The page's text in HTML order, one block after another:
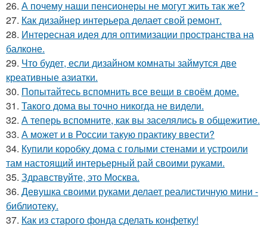
26. А почему наши пенсионеры не могут жить так же?
27. Как дизайнер интерьера делает свой ремонт.
28. Интересная идея для оптимизации пространства на
балконе.
29. Что будет, если дизайном комнаты займутся две
креативные азиатки.
30. Попытайтесь вспомнить все вещи в своём доме.
31. Такого дома вы точно никогда не видели.
32. А теперь вспомните, как вы заселялись в общежитие.
33. А может и в России такую практику ввести?
34. Купили коробку дома с голыми стенами и устроили
там настоящий интерьерный рай своими руками.
35. Здравствуйте, это Москва.
36. Девушка своими руками делает реалистичную мини -
библиотеку.
37. Как из старого фонда сделать конфетку!